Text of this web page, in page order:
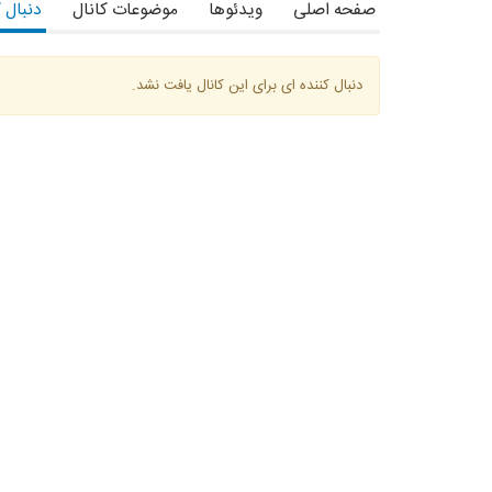
صفحه اصلی ویدئوها موضوعات کانال
دنبال کننده ای برای این کانال یافت نشد.